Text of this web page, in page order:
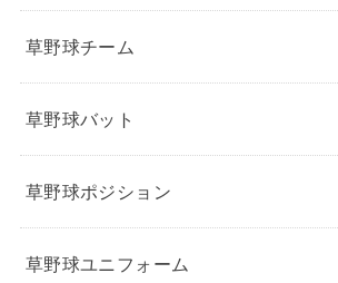
草野球チーム
草野球バット
草野球ポジション
草野球ユニフォーム